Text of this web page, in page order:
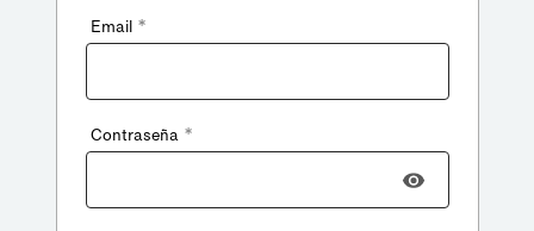
Email *
Contraseña *